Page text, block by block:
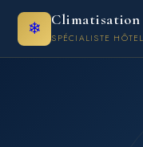
❄ SPÉCIALISTE